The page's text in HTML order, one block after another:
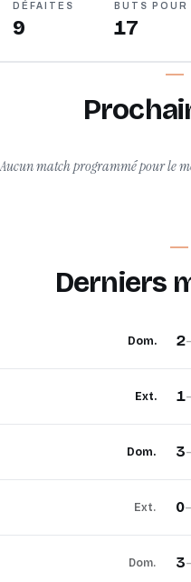
DÉFAITES
9
BUTS POUR
17
Aucun match programmé pour le
Derniers
Dom. 2
Ext. 1
Dom. 3
Ext. 0–
Dom. 3